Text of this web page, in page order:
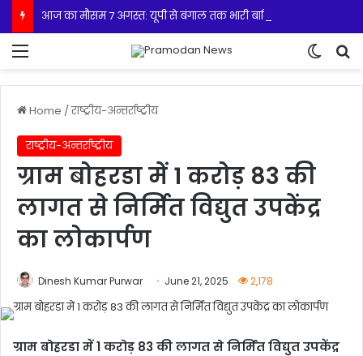
Home /राष्ट्रीय-अन्तर्राष्ट्रीय
राष्ट्रीय-अन्तर्राष्ट्रीय
ग्राम बोहरडा में 1 करोड़ 83 की
लागत से निर्मित विद्युत उपकेंद्र
का लोकार्पण
Dinesh Kumar Purwar June 21, 2025 2,178
ग्राम बोहरडा में 1 करोड़ 83 की लागत से निर्मित विद्युत उपकेंद्र